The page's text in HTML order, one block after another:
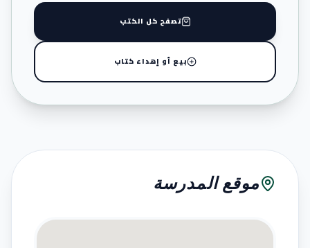
تصفح كل الكتب
بيع أو إهداء كتاب
موقع المدرسة